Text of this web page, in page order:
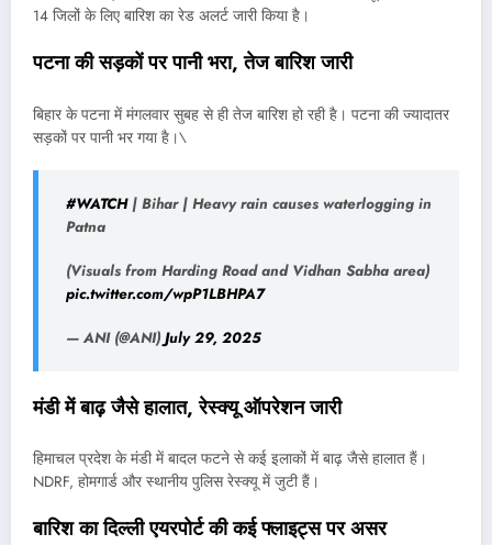
14 जिलों के लिए बारिश का रेड अलर्ट जारी किया है।
पटना की सड़कों पर पानी भरा,तेज बारिश जारी
बिहार के पटना में मंगलवार सुबह से ही तेज बारिश हो रही है। पटना की ज्यादातर
सड़कों पर पानी भर गया है।\
#WATCH| Bihar | Heavy rain causes waterlogging in
Patna
(Visuals from Harding Road and Vidhan Sabha area)
pic.twitter.com/wpP1LBHPA7
— ANI (@ANI) July 29, 2025
मंडी में बाढ़ जैसे हालात,रेस्क्यू ऑपरेशन जारी
हिमाचल प्रदेश के मंडी में बादल फटने से कई इलाकों में बाढ़ जैसे हालात हैं।
NDRF, होमगार्ड और स्थानीय पुलिस रेस्क्यू में जुटी हैं।
बारिश का दिल्ली एयरपोर्ट की कई फ्लाइट्स पर असर